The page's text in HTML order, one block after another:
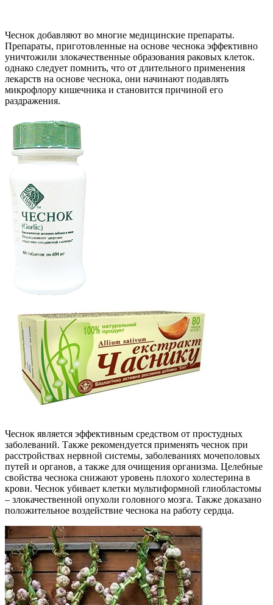
Чеснок добавляют во многие медицинские препараты.
Препараты, приготовленные на основе чеснока эффективно
уничтожили злокачественные образования раковых клеток.
однако следует помнить, что от длительного применения
лекарств на основе чеснока, они начинают подавлять
микрофлору кишечника и становится причиной его
раздражения.
Чеснок является эффективным средством от простудных
заболеваний. Также рекомендуется применять чеснок при
расстройствах нервной системы, заболеваниях мочеполовых
путей и органов, а также для очищения организма. Целебные
свойства чеснока снижают уровень плохого холестерина в
крови. Чеснок убивает клетки мультиформной глиобластомы
– злокачественной опухоли головного мозга. Также доказано
положительное воздействие чеснока на работу сердца.